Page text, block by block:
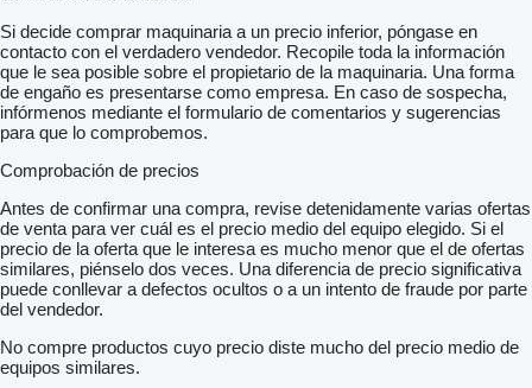
Si decide comprar maquinaria a un precio inferior, póngase en
contacto con el verdadero vendedor. Recopile toda la información
que le sea posible sobre el propietario de la maquinaria. Una forma
de engaño es presentarse como empresa. En caso de sospecha,
infórmenos mediante el formulario de comentarios y sugerencias
para que lo comprobemos.
Comprobación de precios
Antes de confirmar una compra, revise detenidamente varias ofertas
de venta para ver cuál es el precio medio del equipo elegido. Si el
precio de la oferta que le interesa es mucho menor que el de ofertas
similares, piénselo dos veces. Una diferencia de precio significativa
puede conllevar a defectos ocultos o a un intento de fraude por parte
del vendedor.
No compre productos cuyo precio diste mucho del precio medio de
equipos similares.